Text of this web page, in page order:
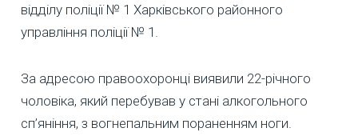
відділу поліції № 1 Харківського районного
управління поліції № 1.
За адресою правоохоронці виявили 22-річного
чоловіка, який перебував у стані алкогольного
сп’яніння, з вогнепальним пораненням ноги.